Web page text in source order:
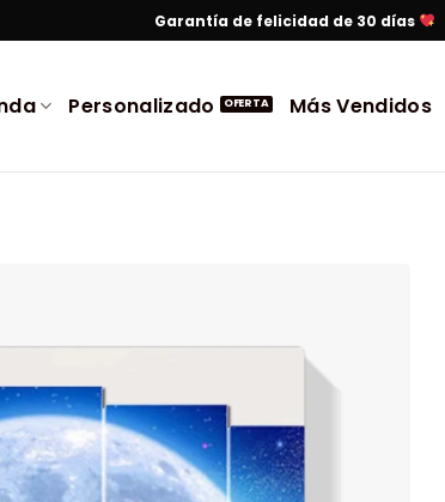
Garantía de felicidad de 30 días
Personalizado Más Vendidos